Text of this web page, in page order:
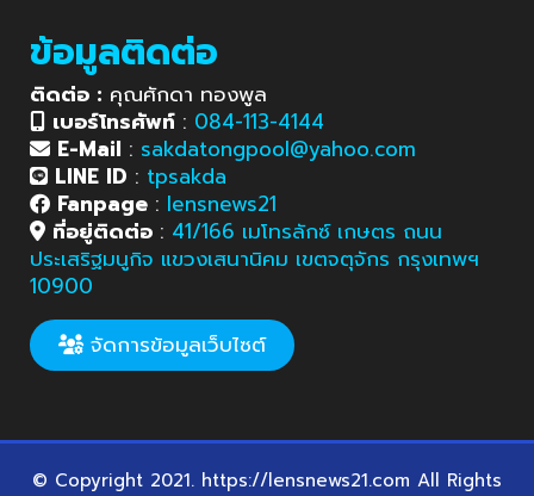
ข้อมูลติดต่อ
ติดต่อ : คุณศักดา ทองพูล
เบอร์โทรศัพท์ : 084-113-4144
E-Mail : sakdatongpool@yahoo.com
LINE ID : tpsakda
Fanpage : lensnews21
ที่อยู่ติดต่อ : 41/166 เมโทรลักซ์ เกษตร ถนน
ประเสริฐมนูกิจ แขวงเสนานิคม เขตจตุจักร กรุงเทพฯ
10900
จัดการข้อมูลเว็บไซต์
© Copyright 2021. https://lensnews21.com All Rights